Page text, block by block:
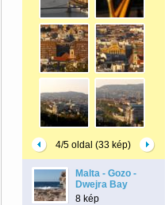
4/5 oldal (33 kép)
Malta - Gozo -
Dwejra Bay
8 kép